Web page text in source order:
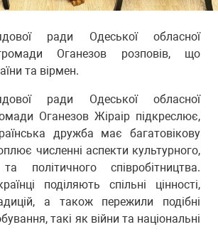
ради Одеської обласної
Оганезов розповів, що
та вірмен.
ради Одеської обласної
Оганезов Жіраір підкреслює,
дружба має багатовікову
численні аспекти культурного,
політичного співробітництва.
поділяють спільні цінності,
а також пережили подібні
такі як війни та національні